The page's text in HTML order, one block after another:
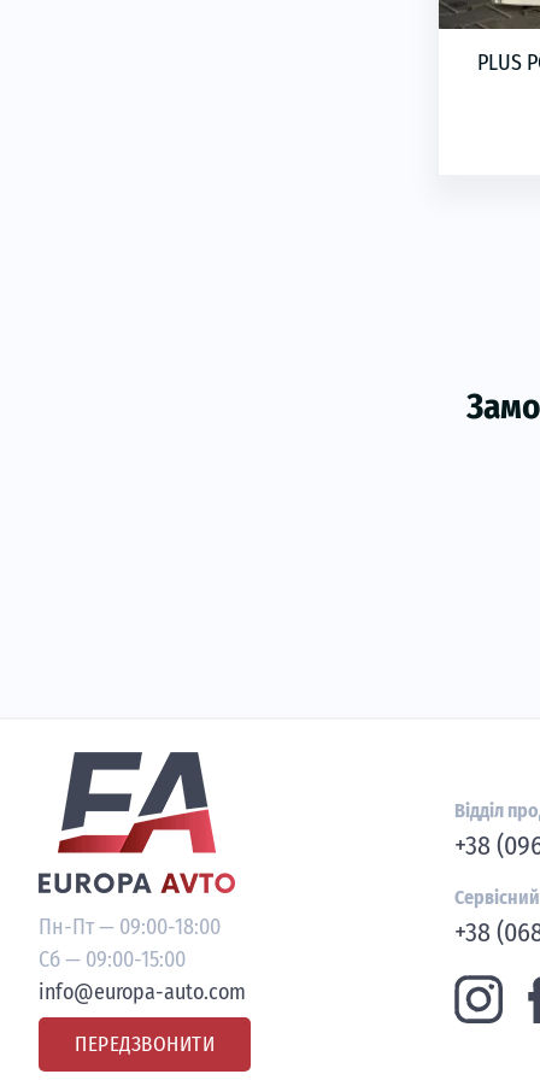
PLUS
Пн-Пт — 09:00-18:00
Сб — 09:00-15:00
info@europa-auto.com
ПЕРЕДЗВОНИТИ
Відділ
+38
+38